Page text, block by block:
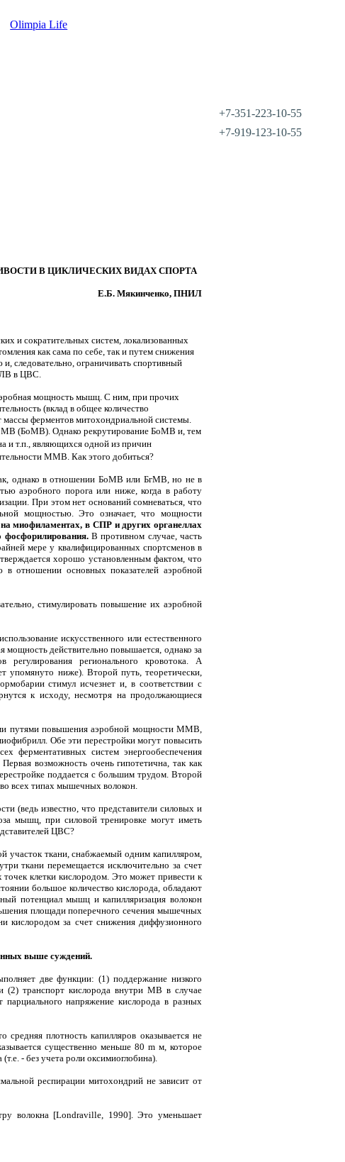
Olimpia Life
+7-351-223-10-55
+7-919-123-10-55
В ЦИКЛИЧЕСКИХ ВИДАХ СПОРТА
Е.Б. Мякинченко, ПНИЛ
и сократительных систем, локализованных
как сама по себе, так и путем снижения
следовательно, ограничивать спортивный
ЛВ в ЦВС.
аэробная мощность мышц. С ним, при прочих
(вклад в общее количество
массы ферментов митохондриальной системы.
(БоМВ). Однако рекрутирование БоМВ и, тем
и т.п., являющихся одной из причин
ММВ. Как этого добиться?
однако в отношении БоМВ или БгМВ, но не в
аэробного порога или ниже, когда в работу
При этом нет оснований сомневаться, что
мощностью. Это означает, что мощности
миофиламентах, в СПР и других органеллах
В противном случае, часть
мере у квалифицированных спортсменов в
хорошо установленным фактом, что
в отношении основных показателей аэробной
стимулировать повышение их аэробной
искусственного или естественного
действительно повышается, однако за
регионального кровотока. А
упомянуто ниже). Второй путь, теоретически,
стимул исчезнет и, в соответствии с
к исходу, несмотря на продолжающиеся
путями повышения аэробной мощности ММВ,
Обе эти перестройки могут повысить
ферментативных систем энергообеспечения
возможность очень гипотетична, так как
поддается с большим трудом. Второй
во всех типах мышечных волокон.
(ведь известно, что представители силовых и
мышц, при силовой тренировке могут иметь
ЦВС?
участок ткани, снабжаемый одним капилляром,
ткани перемещается исключительно за счет
клетки кислородом. Это может привести к
большое количество кислорода, обладают
потенциал мышц и капилляризация волокон
площади поперечного сечения мышечных
кислородом за счет снижения диффузионного
выше суждений.
две функции: (1) поддержание низкого
(2) транспорт кислорода внутри МВ в случае
парциального напряжение кислорода в разных
плотность капилляров оказывается не
существенно меньше 80 m м, которое
- без учета роли оксимиоглобина).
респирации митохондрий не зависит от
волокна [Londraville, 1990]. Это уменьшает